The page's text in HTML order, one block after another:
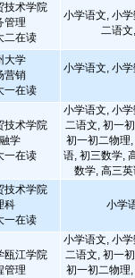
技术学院
管理
二在读
小学语文, 小
二语
大学
营销
一在读
小学语文, 小
技术学院
学
一在读
小学语文, 小
二语文, 初一
初一初二物理
语, 初三数学,
数学, 高三
技术学院
科
一在读
小学
瓯江学院
管理
小学语文, 小
二语文, 初一
初一初二物理